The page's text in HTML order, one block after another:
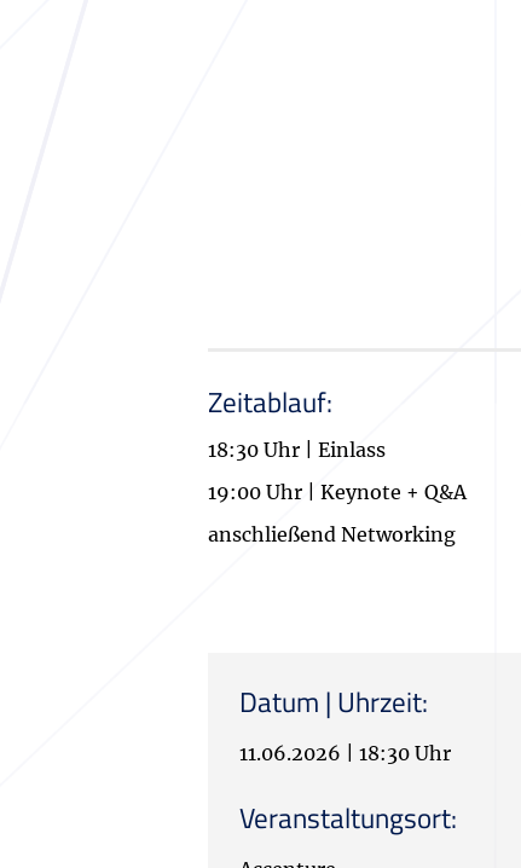
Zeitablauf:
18:30 Uhr | Einlass
19:00 Uhr | Keynote + Q&A
anschließend Networking
Datum | Uhrzeit:
11.06.2026 18:30 Uhr
Veranstaltungsort: